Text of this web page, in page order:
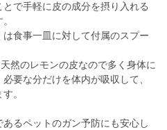
で手軽に皮の成分を摂り入れる
食事一皿に対して付属のスプー
然のレモンの皮なので多く身体に
要な分だけを体内が吸収して、
。
るペットのガン予防にも安心し